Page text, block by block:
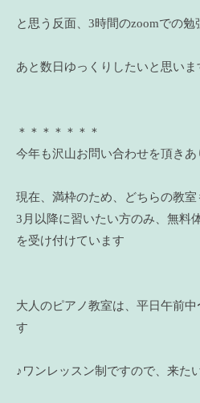
と思う反面、3時間のzoomでの
あと数日ゆっくりしたいと思いま
＊＊＊＊＊＊＊
今年も沢山お問い合わせを頂き
現在、満枠のため、どちらの教
3月以降に習いたい方のみ、無料
を受け付けています
大人のピアノ教室は、平日午前
す
♪ワンレッスン制ですので、来た